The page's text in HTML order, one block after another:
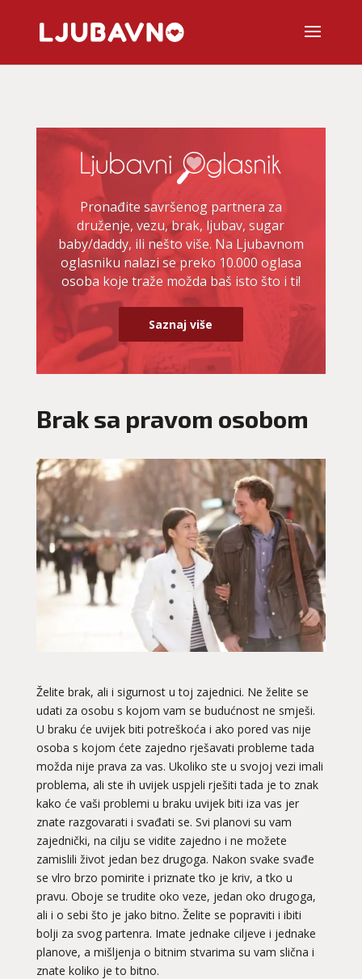
Pronađite savršenog partnera za
druženje, vezu, brak, ljubav, sugar
baby/daddy, ili nešto više. Na Ljubavnom
oglasniku nalazi se preko 10.000 oglasa
osoba koje traže možda baš isto što i ti!
Saznaj više
Brak sa pravom osobom
Želite brak, ali i sigurnost u toj zajednici. Ne želite se
udati za osobu s kojom vam se budućnost ne smješi.
U braku će uvijek biti potreškoća i ako pored vas nije
osoba s kojom ćete zajedno rješavati probleme tada
možda nije prava za vas. Ukoliko ste u svojoj vezi imali
problema, ali ste ih uvijek uspjeli rješiti tada je to znak
kako će vaši problemi u braku uvijek biti iza vas jer
znate razgovarati i svađati se. Svi planovi su vam
zajednički, na cilju se vidite zajedno i ne možete
zamislili život jedan bez drugoga. Nakon svake svađe
se vlro brzo pomirite i priznate tko je kriv, a tko u
pravu. Oboje se trudite oko veze, jedan oko drugoga,
ali i o sebi što je jako bitno. Želite se popraviti i ibiti
bolji za svog partenra. Imate jednake ciljeve i jednake
planove, a mišljenja o bitnim stvarima su vam slična i
znate koliko je to bitno.
NIVES/ Kod 20